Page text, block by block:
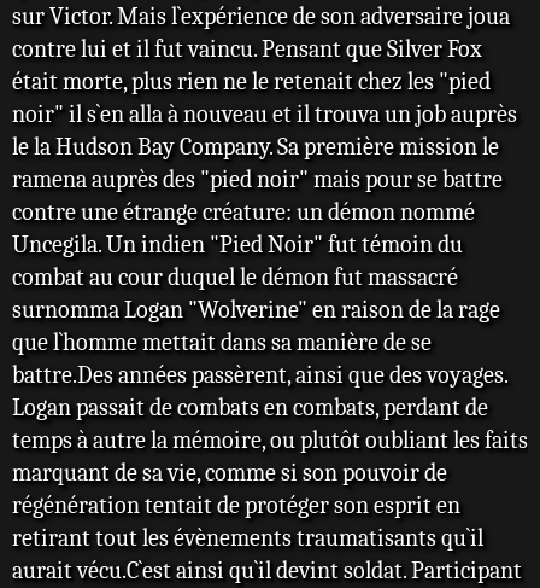
sur Victor. Mais l`expérience de son adversaire joua
contre lui et il fut vaincu. Pensant que Silver Fox
était morte, plus rien ne le retenait chez les "pied
noir" il s`en alla à nouveau et il trouva un job auprès
le la Hudson Bay Company. Sa première mission le
ramena auprès des "pied noir" mais pour se battre
contre une étrange créature: un démon nommé
Uncegila. Un indien "Pied Noir" fut témoin du
combat au cour duquel le démon fut massacré
surnomma Logan "Wolverine" en raison de la rage
que l`homme mettait dans sa manière de se
battre.Des années passèrent, ainsi que des voyages.
Logan passait de combats en combats, perdant de
temps à autre la mémoire, ou plutôt oubliant les faits
marquant de sa vie, comme si son pouvoir de
régénération tentait de protéger son esprit en
retirant tout les évènements traumatisants qu`il
aurait vécu.C`est ainsi qu`il devint soldat. Participant